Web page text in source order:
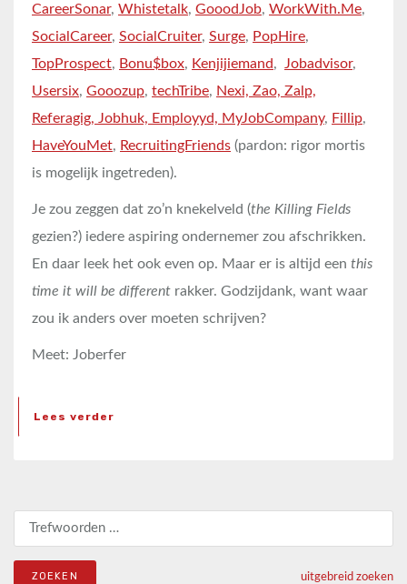
CareerSonar, Whistetalk, GooodJob, WorkWith.Me,
SocialCareer, SocialCruiter, Surge, PopHire,
TopProspect, Bonu$box, Kenjijiemand, Jobadvisor,
Usersix, Gooozup, techTribe, Nexi, Zao, Zalp,
Referagig, Jobhuk, Employyd, MyJobCompany, Fillip,
HaveYouMet, RecruitingFriends (pardon: rigor mortis
is mogelijk ingetreden).
Je zou zeggen dat zo’n knekelveld (the Killing Fields
gezien?) iedere aspiring ondernemer zou afschrikken.
En daar leek het ook even op. Maar er is altijd een this
time it will be different rakker. Godzijdank, want waar
zou ik anders over moeten schrijven?
Meet: Joberfer
Lees verder
Zoeken naar:
uitgebreid zoeken